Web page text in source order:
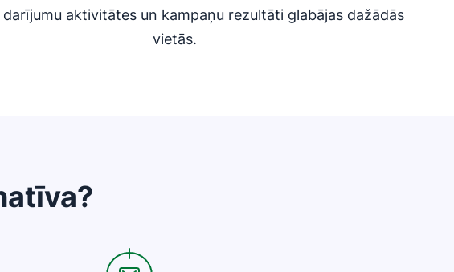
aktivitātes un kampaņu rezultāti glabājas dažādās
vietās.